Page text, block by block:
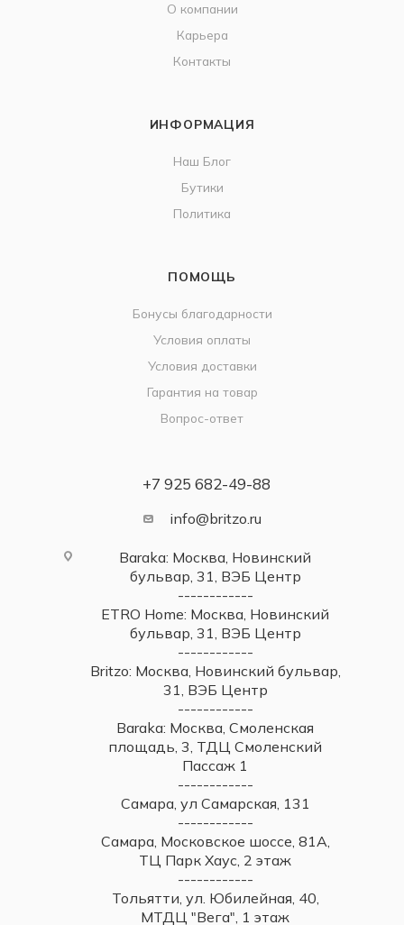
О компании
Карьера
Контакты
ИНФОРМАЦИЯ
Наш Блог
Бутики
Политика
ПОМОЩЬ
Бонусы благодарности
Условия оплаты
Условия доставки
Гарантия на товар
Вопрос-ответ
+7 925 682-49-88
info@britzo.ru
Baraka: Москва, Новинский
бульвар, 31, ВЭБ Центр
------------
ETRO Home: Москва, Новинский
бульвар, 31, ВЭБ Центр
------------
Britzo: Москва, Новинский бульвар,
31, ВЭБ Центр
------------
Baraka: Москва, Смоленская
площадь, 3, ТДЦ Смоленский
Пассаж 1
------------
Самара, ул Самарская, 131
------------
Самара, Московское шоссе, 81А,
ТЦ Парк Хаус, 2 этаж
------------
Тольятти, ул. Юбилейная, 40,
МТДЦ "Вега", 1 этаж